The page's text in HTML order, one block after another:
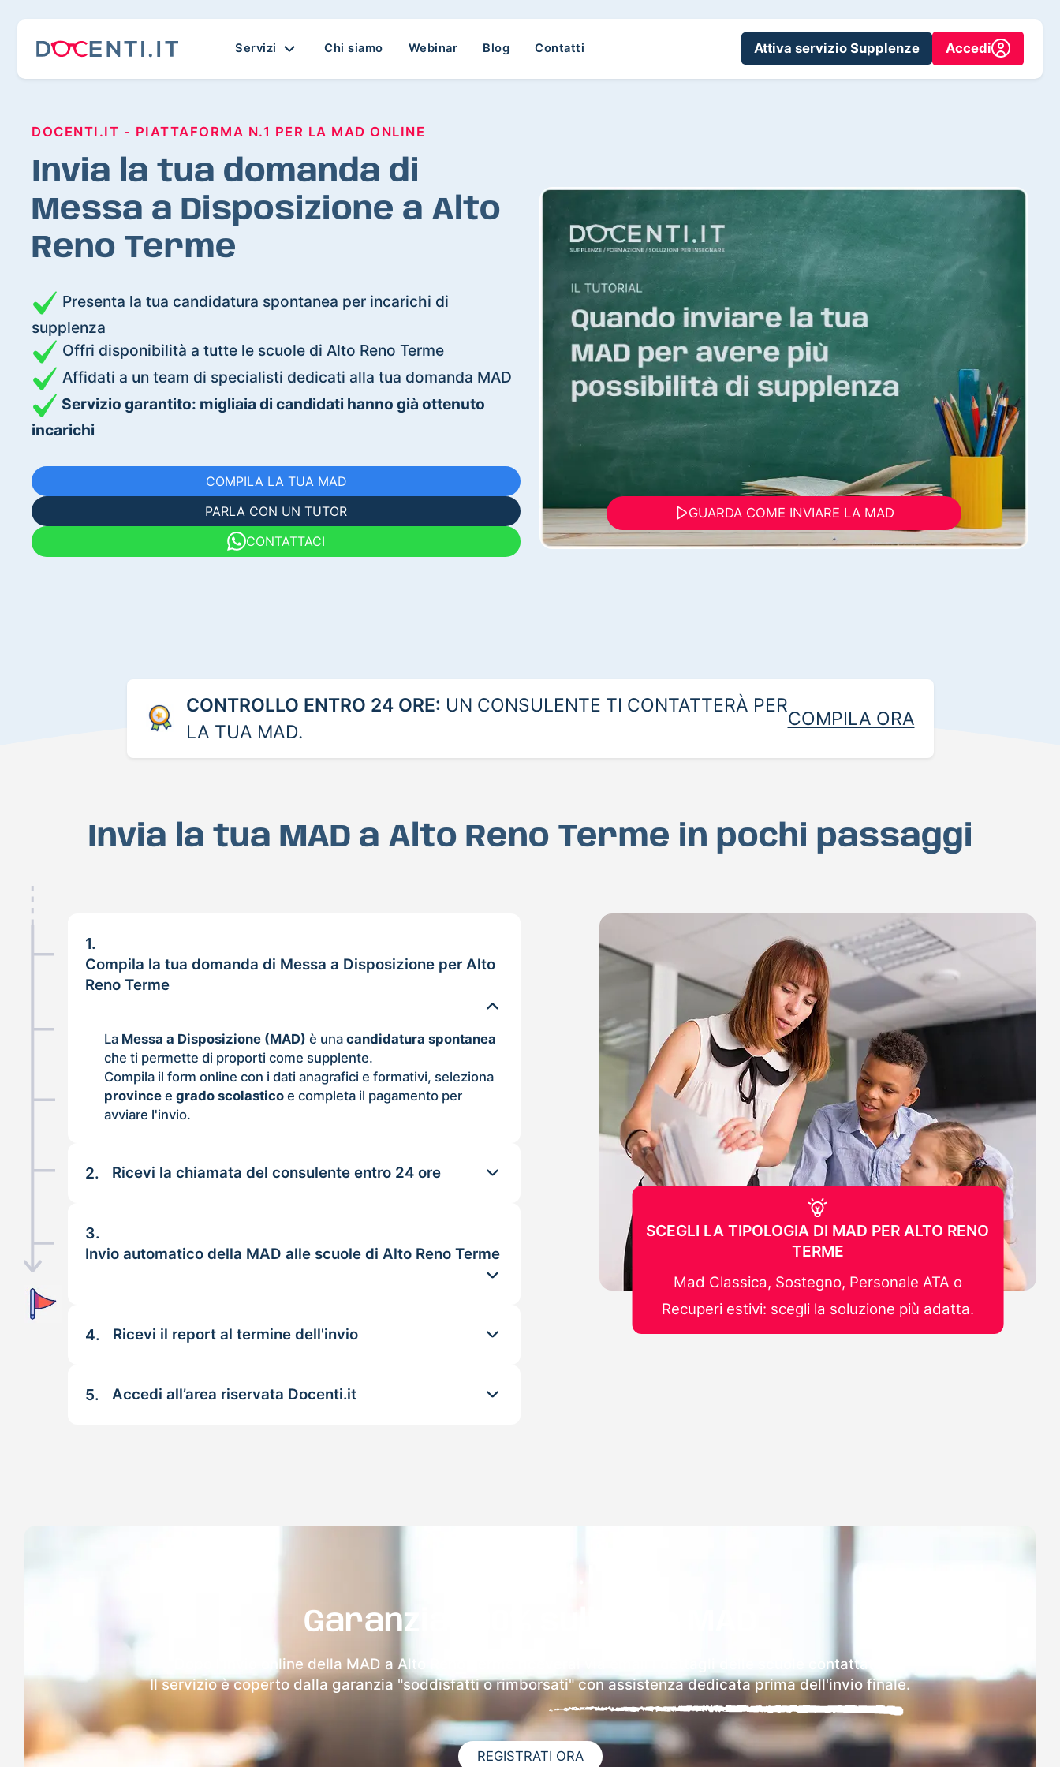
Servizi Chi siamo Webinar Blog Contatti Attiva servizio Supplenze Accedi
DOCENTI.IT - PIATTAFORMA N.1 PER LA MAD ONLINE
Invia la tua domanda di
Messa a Disposizione a Alto
Reno Terme
Presenta la tua candidatura spontanea per incarichi di
supplenza
Offri disponibilità a tutte le scuole di Alto Reno Terme
Affidati a un team di specialisti dedicati alla tua domanda MAD
Servizio garantito: migliaia di candidati hanno già ottenuto
incarichi
COMPILA LA TUA MAD
PARLA CON UN TUTOR
CONTATTACI
GUARDA COME INVIARE LA MAD
CONTROLLO ENTRO 24 ORE: UN CONSULENTE TI CONTATTERÀ PER
LA TUA MAD.
COMPILA ORA
Invia la tua MAD a Alto Reno Terme in pochi passaggi
1.
Compila la tua domanda di Messa a Disposizione per Alto
Reno Terme
La Messa a Disposizione (MAD) è unacandidatura spontanea
che ti permette di proporti come supplente.
Compila il form online con i dati anagrafici e formativi, seleziona
province egrado scolastico e completa il pagamento per
avviare l'invio.
2. Ricevi la chiamata del consulente entro 24 ore
3.
Invio automatico della MAD alle scuole di Alto Reno Terme
4. Ricevi il report al termine dell'invio
5. Accedi all’area riservata Docenti.it
SCEGLI LA TIPOLOGIA DI MAD PER ALTO RENO
TERME
Mad Classica, Sostegno, Personale ATA o
Recuperi estivi: scegli la soluzione più adatta.
Garanzia 100% sulla tua MAD
Dopo l'invio online della MAD a Alto Reno Terme riceverai via email i dettagli delle scuole contattate.
Il servizio è coperto dalla garanzia "soddisfatti o rimborsati" con assistenza dedicata prima dell'invio finale.
REGISTRATI ORA